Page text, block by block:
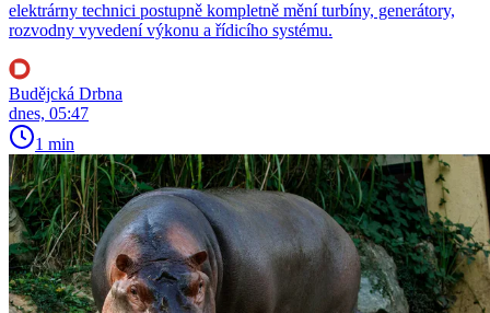
elektrárny technici postupně kompletně mění turbíny, generátory,
rozvodny vyvedení výkonu a řídicího systému.
Budějcká Drbna
dnes, 05:47
1 min